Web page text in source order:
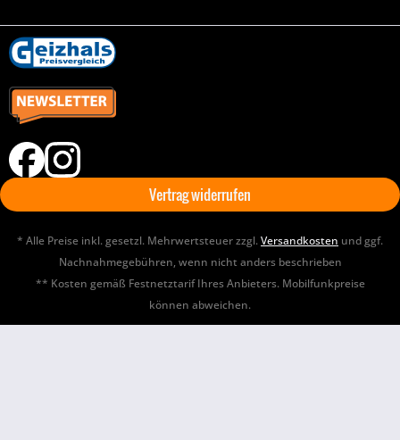
Vertrag widerrufen
* Alle Preise inkl. gesetzl. Mehrwertsteuer zzgl.Versandkosten und ggf.
Nachnahmegebühren, wenn nicht anders beschrieben
** Kosten gemäß Festnetztarif Ihres Anbieters. Mobilfunkpreise
können abweichen.